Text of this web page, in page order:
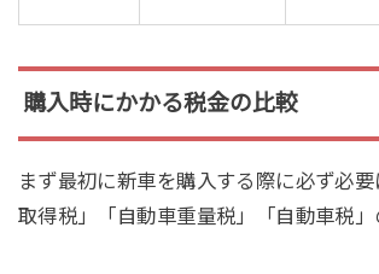
購入時にかかる税金の比較
まず最初に新車を購入する際に必ず必
取得税」「自動車重量税」「自動車税」